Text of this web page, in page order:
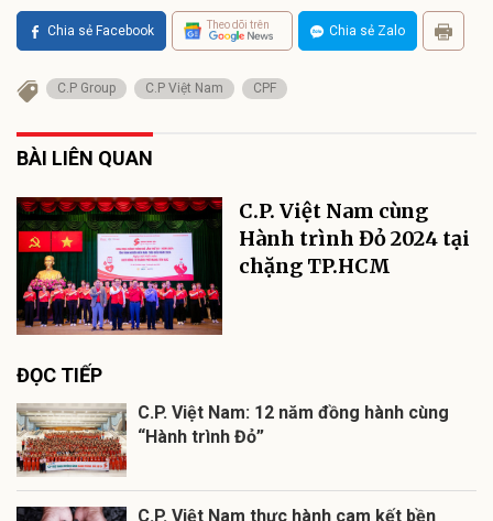
Chia sẻ Facebook Theo dõi trên Chia sẻ Zalo
C.P Group C.P Việt Nam CPF
BÀI LIÊN QUAN
C.P. Việt Nam cùng
Hành trình Đỏ 2024 tại
chặng TP.HCM
ĐỌC TIẾP
C.P. Việt Nam: 12 năm đồng hành cùng
“Hành trình Đỏ”
C.P. Việt Nam thực hành cam kết bền